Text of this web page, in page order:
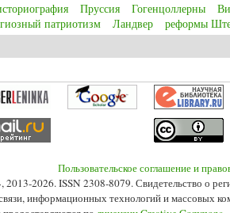
Пруссия Гогенцоллерны
патриотизм Ландвер реформы
Пользовательское соглашение и
2013-2026. ISSN 2308-8079. Свидетельство
информационных технологий и массовых